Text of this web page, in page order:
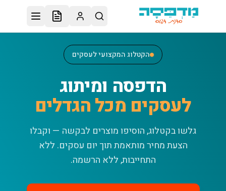
דלג לתוכן הראשי
הקטלוג המקצועי לעסקים
הדפסה ומיתוג
לעסקים מכל הגדלים
גלשו בקטלוג, הוסיפו מוצרים לבקשה — וקבלו
הצעת מחיר מותאמת תוך יום עסקים. ללא
התחייבות, ללא הרשמה.